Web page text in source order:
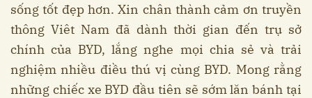
sống tốt đẹp hơn. Xin chân thành cảm ơn truyền
thông Viêt Nam đã dành thời gian đến trụ sở
chính của BYD, lắng nghe mọi chia sẻ và trải
nghiệm nhiều điều thú vị cùng BYD. Mong rằng
những chiếc xe BYD đầu tiên sẽ sớm lăn bánh tại